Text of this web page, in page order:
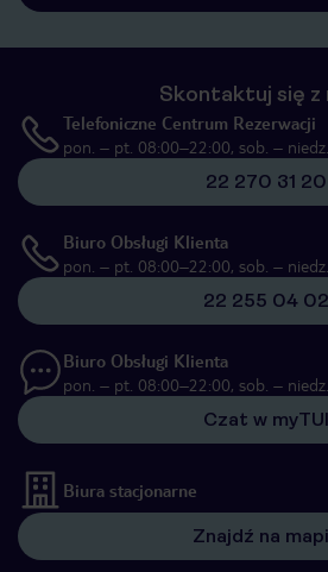
Skontaktuj się z
Telefoniczne Centrum Rezerwacji
pon. – pt. 08:00–22:00, sob. –
22 270 31 20
Biuro Obsługi Klienta
pon. – pt. 08:00–22:00, sob. –
22 255 04 02
Biuro Obsługi Klienta
pon. – pt. 08:00–22:00, sob. –
Czat w myTUI
Biura stacjonarne
Znajdź na